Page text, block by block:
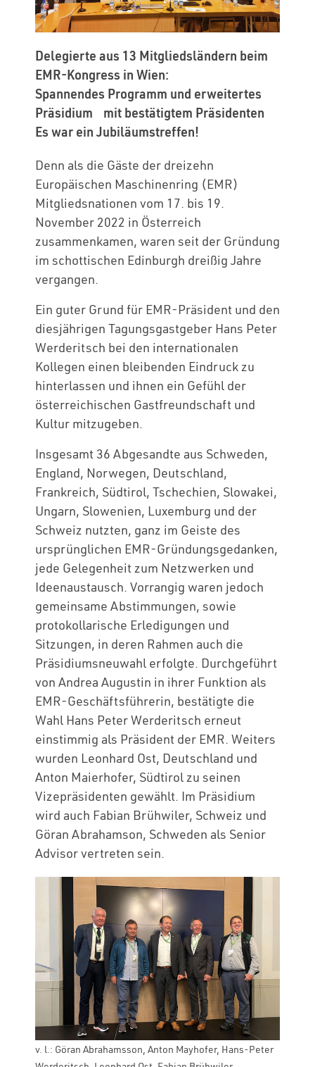
Delegierte aus 13 Mitgliedsländern beim
EMR-Kongress in Wien:
Spannendes Programm und erweitertes
Präsidium mit bestätigtem Präsidenten
Es war ein Jubiläumstreffen!
Denn als die Gäste der dreizehn
Europäischen Maschinenring (EMR)
Mitgliedsnationen vom 17. bis 19.
November 2022 in Österreich
zusammenkamen, waren seit der Gründung
im schottischen Edinburgh dreißig Jahre
vergangen.
Ein guter Grund für EMR-Präsident und den
diesjährigen Tagungsgastgeber Hans Peter
Werderitsch bei den internationalen
Kollegen einen bleibenden Eindruck zu
hinterlassen und ihnen ein Gefühl der
österreichischen Gastfreundschaft und
Kultur mitzugeben.
Insgesamt 36 Abgesandte aus Schweden,
England, Norwegen, Deutschland,
Frankreich, Südtirol, Tschechien, Slowakei,
Ungarn, Slowenien, Luxemburg und der
Schweiz nutzten, ganz im Geiste des
ursprünglichen EMR-Gründungsgedanken,
jede Gelegenheit zum Netzwerken und
Ideenaustausch. Vorrangig waren jedoch
gemeinsame Abstimmungen, sowie
protokollarische Erledigungen und
Sitzungen, in deren Rahmen auch die
Präsidiumsneuwahl erfolgte. Durchgeführt
von Andrea Augustin in ihrer Funktion als
EMR-Geschäftsführerin, bestätigte die
Wahl Hans Peter Werderitsch erneut
einstimmig als Präsident der EMR. Weiters
wurden Leonhard Ost, Deutschland und
Anton Maierhofer, Südtirol zu seinen
Vizepräsidenten gewählt. Im Präsidium
wird auch Fabian Brühwiler, Schweiz und
Göran Abrahamson, Schweden als Senior
Advisor vertreten sein.
v. l.: Göran Abrahamsson, Anton Mayhofer, Hans-Peter